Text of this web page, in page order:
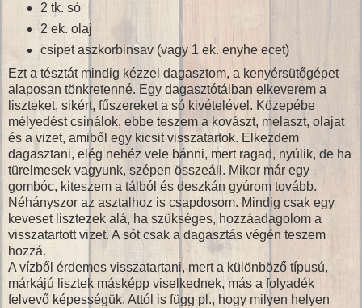
2 tk. só
2 ek. olaj
csipet aszkorbinsav (vagy 1 ek. enyhe ecet)
Ezt a tésztát mindig kézzel dagasztom, a kenyérsütőgépet
alaposan tönkretenné. Egy dagasztótálban elkeverem a
liszteket, sikért, fűszereket a só kivételével. Közepébe
mélyedést csinálok, ebbe teszem a kovászt, melaszt, olajat
és a vizet, amiből egy kicsit visszatartok. Elkezdem
dagasztani, elég nehéz vele bánni, mert ragad, nyúlik, de ha
türelmesek vagyunk, szépen összeáll. Mikor már egy
gombóc, kiteszem a tálból és deszkán gyúrom tovább.
Néhányszor az asztalhoz is csapdosom. Mindig csak egy
keveset lisztezek alá, ha szükséges, hozzáadagolom a
visszatartott vizet. A sót csak a dagasztás végén teszem
hozzá.
A vízből érdemes visszatartani, mert a különböző típusú,
márkájú lisztek másképp viselkednek, más a folyadék
felvevő képességük. Attól is függ pl., hogy milyen helyen